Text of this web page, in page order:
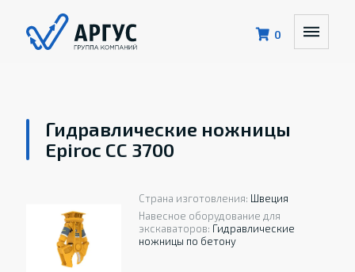
0
Гидравлические ножницы
Epiroc CC 3700
Страна изготовления: Швеция
Навесное оборудование для
экскаваторов: Гидравлические
ножницы по бетону